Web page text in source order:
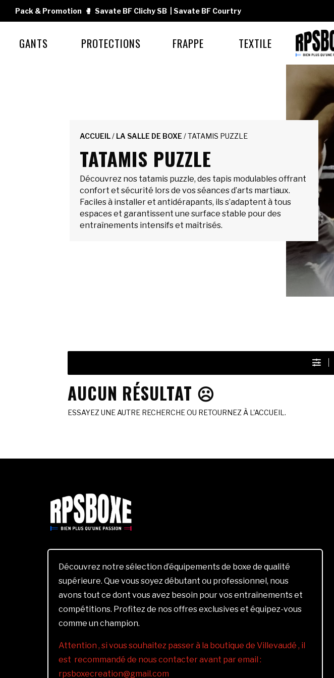
Pack & Promotion 🥊 Savate BF Clichy SB Savate BF Courtry
GANTS PROTECTIONS FRAPPE TEXTILE
ACCUEIL/ LA SALLE DE BOXE / TATAMIS PUZZLE
TATAMIS PUZZLE
Découvrez nos tatamis puzzle, des tapis modulables offrant
confort et sécurité lors de vos séances d’arts martiaux.
Faciles à installer et antidérapants, ils s’adaptent à tous
espaces et garantissent une surface stable pour des
entraînements intensifs et maîtrisés.
AUCUN RÉSULTAT ☹️
ESSAYEZ UNE AUTRE RECHERCHE OU RETOURNEZ À L'ACCUEIL.
Découvrez notre sélection d’équipements de boxe de qualité
supérieure. Que vous soyez débutant ou professionnel, nous
avons tout ce dont vous avez besoin pour vos entraînements et
compétitions. Profitez de nos offres exclusives et équipez-vous
comme un champion.
Attention , si vous souhaitez passer à la boutique de Villevaudé , il
est recommandé de nous contacter avant par email :
rpsboxecreation@gmail.com